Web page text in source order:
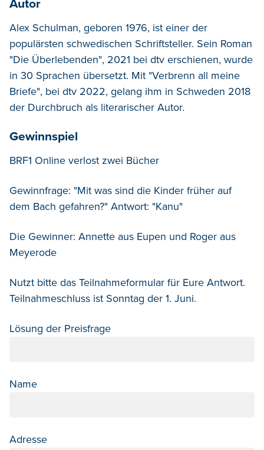
Autor
Alex Schulman, geboren 1976, ist einer der
populärsten schwedischen Schriftsteller. Sein Roman
"Die Überlebenden", 2021 bei dtv erschienen, wurde
in 30 Sprachen übersetzt. Mit "Verbrenn all meine
Briefe", bei dtv 2022, gelang ihm in Schweden 2018
der Durchbruch als literarischer Autor.
Gewinnspiel
BRF1 Online verlost zwei Bücher
Gewinnfrage: "Mit was sind die Kinder früher auf
dem Bach gefahren?" Antwort: "Kanu"
Die Gewinner: Annette aus Eupen und Roger aus
Meyerode
Nutzt bitte das Teilnahmeformular für Eure Antwort.
Teilnahmeschluss ist Sonntag der 1. Juni.
Lösung der Preisfrage
Name
Adresse